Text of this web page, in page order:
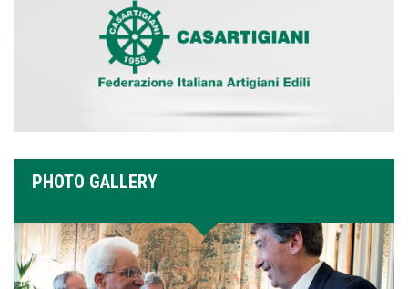
PHOTO GALLERY